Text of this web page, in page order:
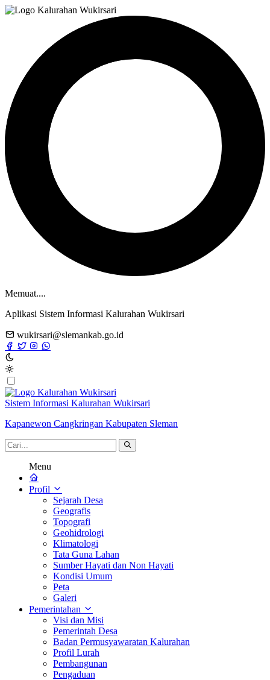
Memuat....
Aplikasi Sistem Informasi Kalurahan Wukirsari
wukirsari@slemankab.go.id
Sistem Informasi Kalurahan Wukirsari
Kapanewon Cangkringan Kabupaten Sleman
Menu
Profil
Sejarah Desa
Geografis
Topografi
Geohidrologi
Klimatologi
Tata Guna Lahan
Sumber Hayati dan Non Hayati
Kondisi Umum
Peta
Galeri
Pemerintahan
Visi dan Misi
Pemerintah Desa
Badan Permusyawaratan Kalurahan
Profil Lurah
Pembangunan
Pengaduan